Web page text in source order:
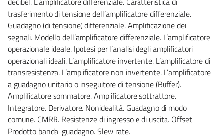
trasferimento di tensione dell’amplificatore differenziale.
Guadagno (di tensione) differenziale. Amplificazione dei
segnali. Modello dell’amplificatore differenziale. L’amplificatore
operazionale ideale. Ipotesi per l’analisi degli amplificatori
operazionali ideali. L’amplificatore invertente. L’amplificatore di
transresistenza. L’amplificatore non invertente. L’amplificatore
a guadagno unitario o inseguitore di tensione (Buffer).
Amplificatore sommatore. Amplificatore sottrattore.
Integratore. Derivatore. Nonidealità. Guadagno di modo
comune. CMRR. Resistenze di ingresso e di uscita. Offset.
Prodotto banda-guadagno. Slew rate.